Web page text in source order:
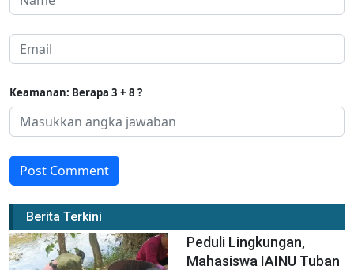
Keamanan: Berapa 3 + 8 ?
Post Comment
Berita Terkini
Peduli Lingkungan,
Mahasiswa IAINU Tuban